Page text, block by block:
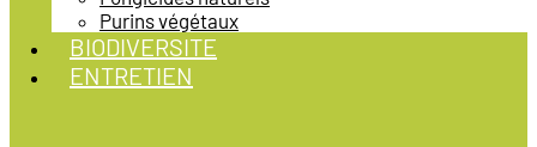
Purins végétaux
BIODIVERSITE
ENTRETIEN